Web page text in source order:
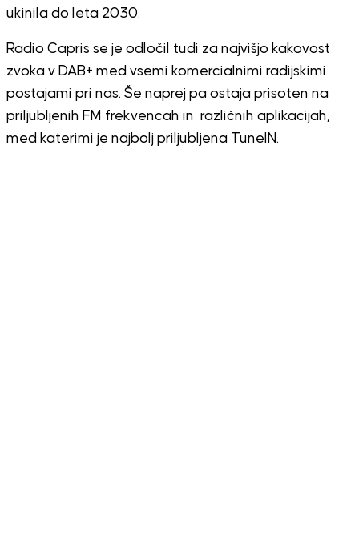
ukinila do leta 2030.
Radio Capris se je odločil tudi za najvišjo kakovost
zvoka v DAB+ med vsemi komercialnimi radijskimi
postajami pri nas. Še naprej pa ostaja prisoten na
priljubljenih FM frekvencah in različnih aplikacijah,
med katerimi je najbolj priljubljena TuneIN.